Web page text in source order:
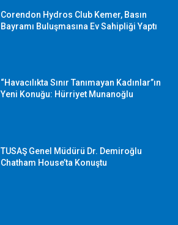
Corendon Hydros Club Kemer, Basın
Bayramı Buluşmasına Ev Sahipliği Yaptı
“Havacılıkta Sınır Tanımayan Kadınlar”ın
Yeni Konuğu: Hürriyet Munanoğlu
TUSAŞ Genel Müdürü Dr. Demiroğlu
Chatham House’ta Konuştu